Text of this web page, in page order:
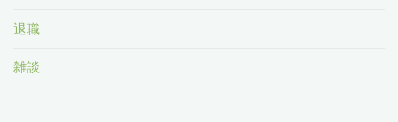
退職
雑談